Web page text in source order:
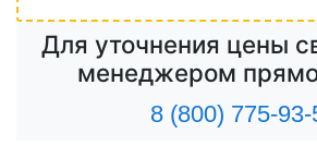
Для уточнения цены
менеджером
8 (800) 775-93-